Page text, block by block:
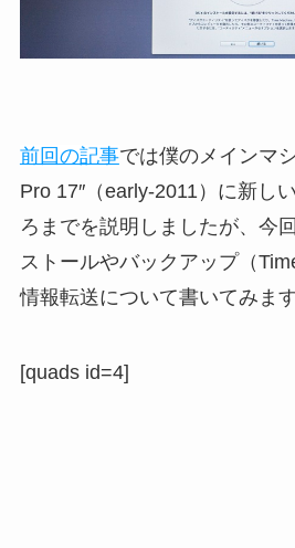
前回の記事では僕のメインマ
Pro 17″（early-2011）に新し
ろまでを説明しましたが、今
ストールやバックアップ（
情報転送について書いてみます
[quads id=4]